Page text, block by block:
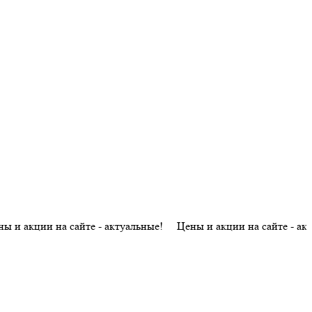
на сайте - актуальные! Цены и акции на сайте -